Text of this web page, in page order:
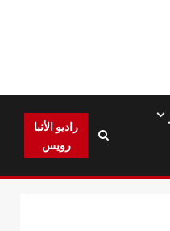
راديو الأنبا
رويس